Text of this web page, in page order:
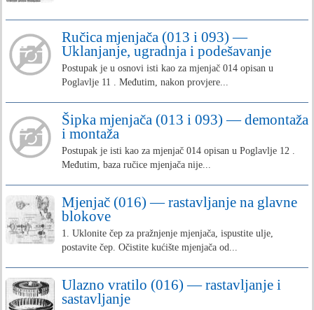
Ručica mjenjača (013 i 093) —
Uklanjanje, ugradnja i podešavanje
Postupak je u osnovi isti kao za mjenjač 014 opisan u
Poglavlje 11 . Međutim, nakon provjere...
Šipka mjenjača (013 i 093) — demontaža
i montaža
Postupak je isti kao za mjenjač 014 opisan u Poglavlje 12 .
Međutim, baza ručice mjenjača nije...
Mjenjač (016) — rastavljanje na glavne
blokove
1. Uklonite čep za pražnjenje mjenjača, ispustite ulje,
postavite čep. Očistite kućište mjenjača od...
Ulazno vratilo (016) — rastavljanje i
sastavljanje